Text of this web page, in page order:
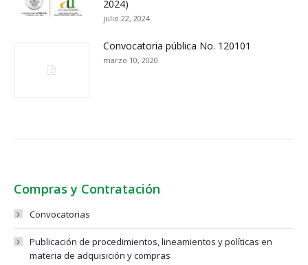
2024)
julio 22, 2024
Convocatoria pública No. 120101
marzo 10, 2020
Compras y Contratación
Convocatorias
Publicación de procedimientos, lineamientos y políticas en
materia de adquisición y compras